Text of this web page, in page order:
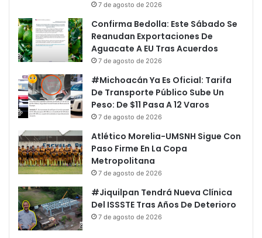
7 de agosto de 2026
Confirma Bedolla: Este Sábado Se
Reanudan Exportaciones De
Aguacate A EU Tras Acuerdos
7 de agosto de 2026
#Michoacán Ya Es Oficial: Tarifa
De Transporte Público Sube Un
Peso: De $11 Pasa A 12 Varos
7 de agosto de 2026
Atlético Morelia-UMSNH Sigue Con
Paso Firme En La Copa
Metropolitana
7 de agosto de 2026
#Jiquilpan Tendrá Nueva Clínica
Del ISSSTE Tras Años De Deterioro
7 de agosto de 2026